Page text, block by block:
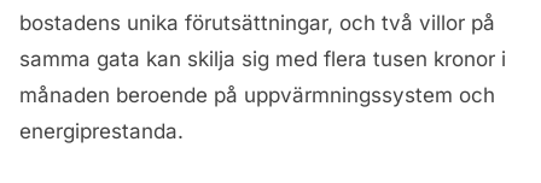
bostadens unika förutsättningar, och två villor på
samma gata kan skilja sig med flera tusen kronor i
månaden beroende på uppvärmningssystem och
energiprestanda.